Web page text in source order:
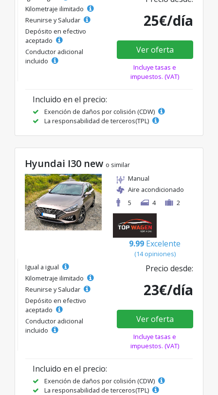
Kilometraje ilimitado
Reunirse y Saludar
Depósito en efectivo
aceptado
Conductor adicional
incluido
25€/día
Ver oferta
Incluye tasas e
impuestos. (VAT)
Incluido en el precio:
Exención de daños por colisión (CDW)
La responsabilidad de terceros(TPL)
Hyundai I30 new o similar
Manual
Aire acondicionado
5
4 2
9.99 Excelente
(14 opiniones)
Igual a igual
Kilometraje ilimitado
Reunirse y Saludar
Depósito en efectivo
aceptado
Conductor adicional
incluido
Precio desde:
23€/día
Ver oferta
Incluye tasas e
impuestos. (VAT)
Incluido en el precio:
Exención de daños por colisión (CDW)
La responsabilidad de terceros(TPL)